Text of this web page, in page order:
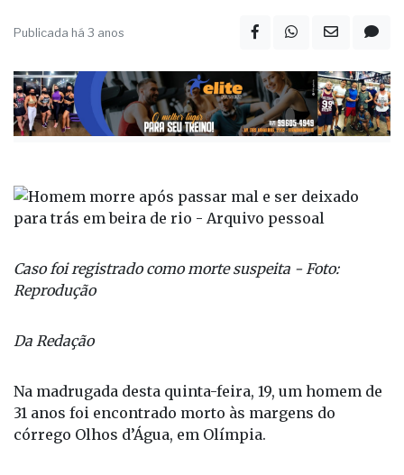
Publicada há 3 anos
Caso foi registrado como morte suspeita - Foto:
Reprodução
Da Redação
Na madrugada desta quinta-feira, 19, um homem de
31 anos foi encontrado morto às margens do
córrego Olhos d’Água, em Olímpia.